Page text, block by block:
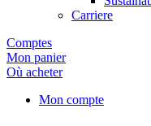
Carriere
Comptes
Mon panier
Où acheter
Mon compte